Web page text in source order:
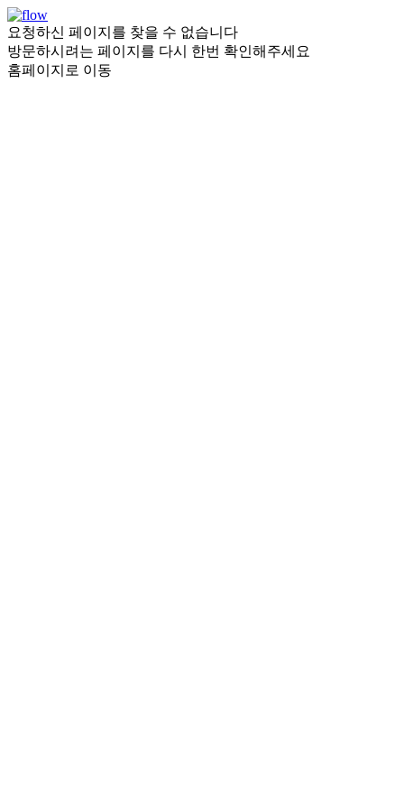
요청하신 페이지를 찾을 수 없습니다
방문하시려는 페이지를 다시 한번 확인해주세요
홈페이지로 이동